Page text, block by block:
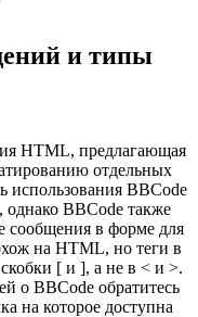
и типы
HTML, предлагающая
отдельных
использования BBCode
однако BBCode также
сообщения в форме для
на HTML, но теги в
[ и ], а не в < и >.
о BBCode обратитесь
на которое доступна